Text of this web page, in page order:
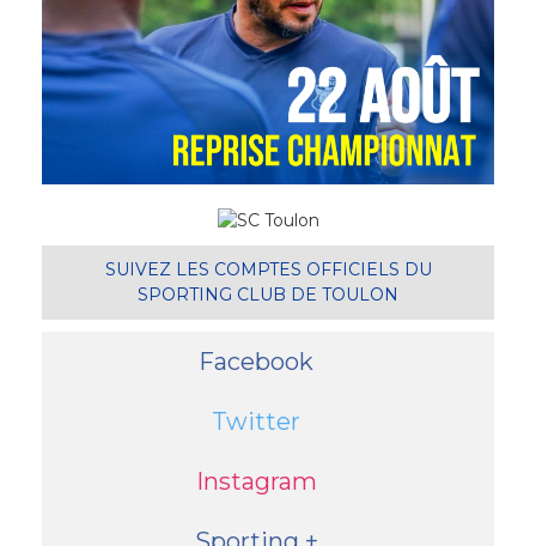
SUIVEZ LES COMPTES OFFICIELS DU
SPORTING CLUB DE TOULON
Facebook
Twitter
Instagram